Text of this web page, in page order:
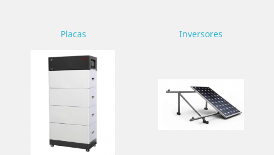
Placas Inversores